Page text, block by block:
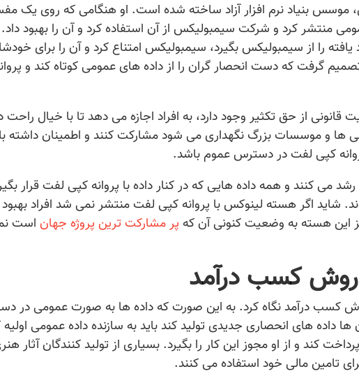
موسس بنیاد نرم افزار آزاد ساخته شده است. او هنگامی که روی یک
منتشر کرد و شرکت سیمبولیکس از آن استفاده کرد و آن را بهبود داد.
را از سیمبولیکس بگیرد، سیمبولیکس امتناع کرد و آن را برای
گرفت که دست انحصار گران را از داده های عمومی کوتاه کند و
از حق تکثیر وجود دارد، به افراد اجازه می دهد تا با خیال راحت
ها و موسسات بزرگ نگهداری می شود مشارکت کنند و اطمینان داشته
کپی لفت در دسترس عموم باشد.
کنند و همه داده هایی که در کنار داده با پروانه کپی لفت قرار
شاید اگر هسته لینوکس با پروانه کپی لفت منتشر نمی شد افراد
این هسته به وضعیت کنونی آن که پر مشارکت ترین پروژه جهان است
روش کسب درآمد
کسب درآمد نگاه کرد. به این صورت که داده ها به صورت عمومی در
ها داده های انحصاری جدیدی تولید کند باید به سازنده داده عمومی
کند و از او مجوز این کار را بگیرد. بسیاری از تولید کنندگان آثار
تامین مالی خود استفاده می کنند.